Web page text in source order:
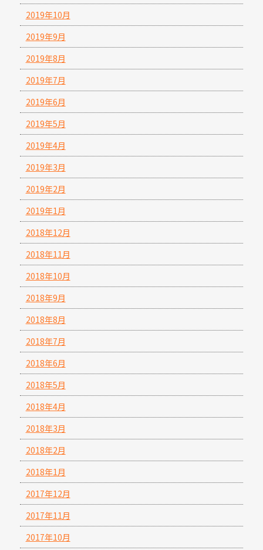
2019年10月
2019年9月
2019年8月
2019年7月
2019年6月
2019年5月
2019年4月
2019年3月
2019年2月
2019年1月
2018年12月
2018年11月
2018年10月
2018年9月
2018年8月
2018年7月
2018年6月
2018年5月
2018年4月
2018年3月
2018年2月
2018年1月
2017年12月
2017年11月
2017年10月